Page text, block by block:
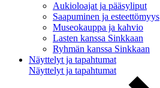
Aukioloajat ja pääsyliput
Saapuminen ja esteettömyys
Museokauppa ja kahvio
Lasten kanssa Sinkkaan
Ryhmän kanssa Sinkkaan
Näyttelyt ja tapahtumat
Näyttelyt ja tapahtumat